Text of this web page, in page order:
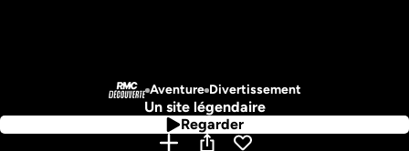
Aventure Divertissement
Un site légendaire
Regarder